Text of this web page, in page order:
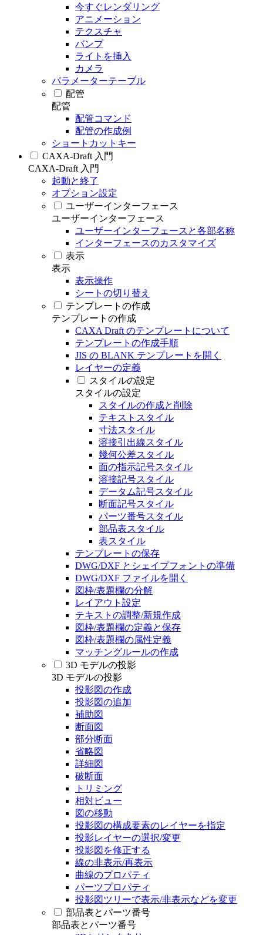
今すぐレンダリング
アニメーション
テクスチャ
バンプ
ライトを挿入
カメラ
パラメーターテーブル
配管
配管
配管コマンド
配管の作成例
ショートカットキー
CAXA-Draft 入門
CAXA-Draft 入門
起動と終了
オプション設定
ユーザーインターフェース
ユーザーインターフェース
ユーザーインターフェースと各部名称
インターフェースのカスタマイズ
表示
表示
表示操作
シートの切り替え
テンプレートの作成
テンプレートの作成
CAXA Draft のテンプレートについて
テンプレートの作成手順
JIS の BLANK テンプレートを開く
レイヤーの定義
スタイルの設定
スタイルの設定
スタイルの作成と削除
テキストスタイル
寸法スタイル
溶接引出線スタイル
幾何公差スタイル
面の指示記号スタイル
溶接記号スタイル
データム記号スタイル
断面記号スタイル
パーツ番号スタイル
部品表スタイル
表スタイル
テンプレートの保存
DWG/DXF とシェイプフォントの準備
DWG/DXF ファイルを開く
図枠/表題欄の分解
レイアウト設定
テキストの調整/新規作成
図枠/表題欄の定義と保存
図枠/表題欄の属性定義
マッチングルールの作成
3D モデルの投影
3D モデルの投影
投影図の作成
投影図の追加
補助図
断面図
部分断面
省略図
詳細図
破断面
トリミング
相対ビュー
図の移動
投影図の構成要素のレイヤーを指定
投影レイヤーの選択/変更
投影図を修正する
線の非表示/再表示
曲線のプロパティ
パーツプロパティ
投影図ツリーで表示/非表示などを変更
部品表とパーツ番号
部品表とパーツ番号